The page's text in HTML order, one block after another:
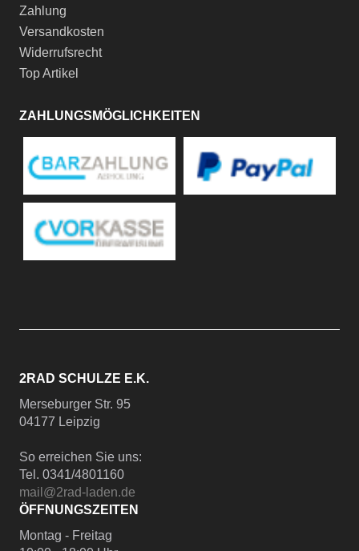
Zahlung
Versandkosten
Widerrufsrecht
Top Artikel
ZAHLUNGSMÖGLICHKEITEN
2RAD SCHULZE E.K.
Merseburger Str. 95
04177 Leipzig
So erreichen Sie uns:
Tel. 0341/4801160
mail@2rad-laden.de
ÖFFNUNGSZEITEN
Montag - Freitag